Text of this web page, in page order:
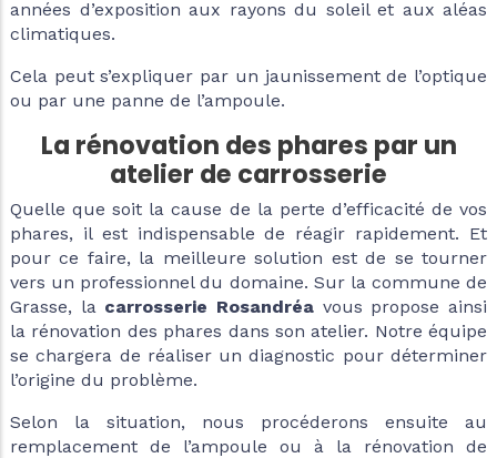
années d’exposition aux rayons du soleil et aux aléas
climatiques.
Cela peut s’expliquer par un jaunissement de l’optique
ou par une panne de l’ampoule.
La rénovation des phares par un
atelier de carrosserie
Quelle que soit la cause de la perte d’efficacité de vos
phares, il est indispensable de réagir rapidement. Et
pour ce faire, la meilleure solution est de se tourner
vers un professionnel du domaine. Sur la commune de
Grasse, la carrosserie Rosandréa vous propose ainsi
la rénovation des phares dans son atelier. Notre équipe
se chargera de réaliser un diagnostic pour déterminer
l’origine du problème.
Selon la situation, nous procéderons ensuite au
remplacement de l’ampoule ou à la rénovation de